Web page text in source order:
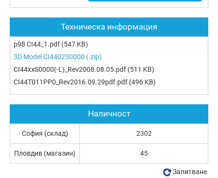
Техническа информация
p98 CI44_1.pdf (547 KB)
3D Model CI4402S0000 (.zip)
CI44xxS0000(-L)_Rev2008.08.05.pdf (511 KB)
CI44T011PP0_Rev2016.09.29pdf.pdf (496 KB)
Наличност
София (склад) 2302
Пловдив (магазин) 45
Запитване